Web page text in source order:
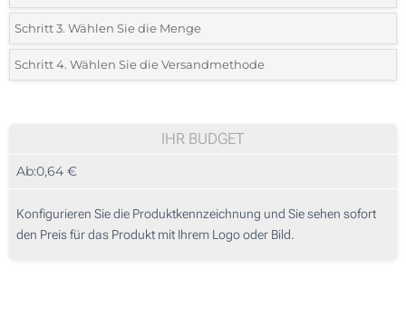
*Wählen Sie die Druck- und Farbtechniken für Ihr Logo:
1 Farbig (Auf den Schaft)
Schritt 3. Wählen Sie die Menge
*Bitte wählen Sie Ihre gewünschte Menge
20
100
Schritt 4. Wählen Sie die Versandmethode
IHR BUDGET
Ab:0,64 €
Konfigurieren Sie die Produktkennzeichnung und Sie sehen sofort
den Preis für das Produkt mit Ihrem Logo oder Bild.